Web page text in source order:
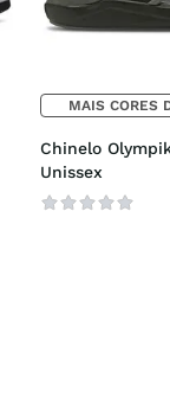
MAIS CORES
Chinelo
Unissex